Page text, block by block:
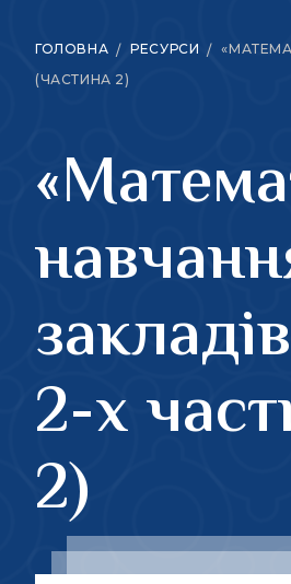
ГОЛОВНА РЕСУРСИ
(ЧАСТИНА 2)
2-х
2)